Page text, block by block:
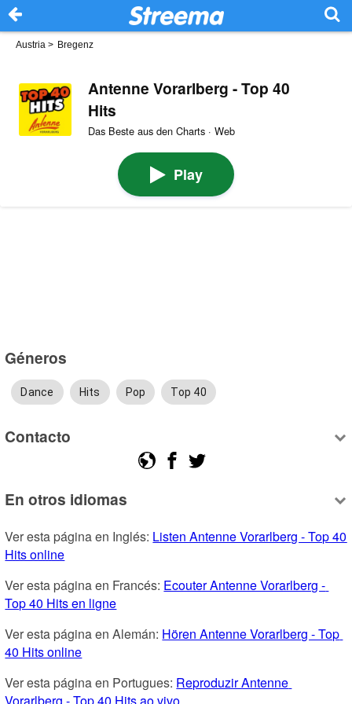
Austria > Bregenz
Antenne Vorarlberg - Top 40
Hits
Das Beste aus den Charts · Web
Play
Géneros
Dance Hits Pop Top 40
Contacto
En otros idiomas
Ver esta página en Inglés: Listen Antenne Vorarlberg - Top 40
Hits online
Ver esta página en Francés: Ecouter Antenne Vorarlberg -
Top 40 Hits en ligne
Ver esta página en Alemán: Hören Antenne Vorarlberg - Top
40 Hits online
Ver esta página en Portugues: Reproduzir Antenne
Vorarlberg - Top 40 Hits ao vivo